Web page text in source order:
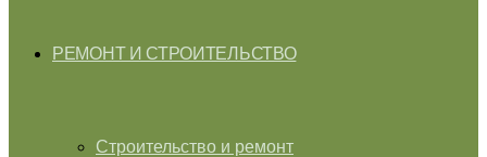
РЕМОНТ И СТРОИТЕЛЬСТВО
Строительство и ремонт